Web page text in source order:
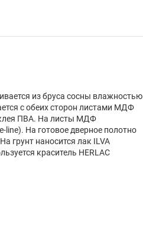
из бруса сосны влажностью
с обеих сторон листами МДФ
ПВА. На листы МДФ
На готовое дверное полотно
грунт наносится лак ILVA
краситель HERLAC